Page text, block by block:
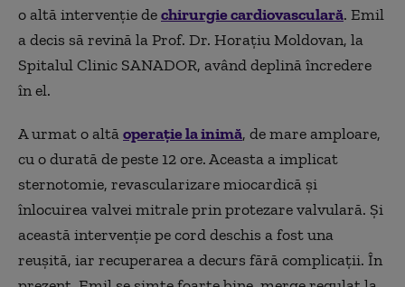
o altă intervenție dechirurgie cardiovasculară. Emil
a decis să revină la Prof. Dr. Horațiu Moldovan, la
Spitalul Clinic SANADOR, având deplină încredere
în el.
A urmat o altăoperație la inimă, de mare amploare,
cu o durată de peste 12 ore. Aceasta a implicat
sternotomie, revascularizare miocardică și
înlocuirea valvei mitrale prin protezare valvulară. Și
această intervenție pe cord deschis a fost una
reușită, iar recuperarea a decurs fără complicații. În